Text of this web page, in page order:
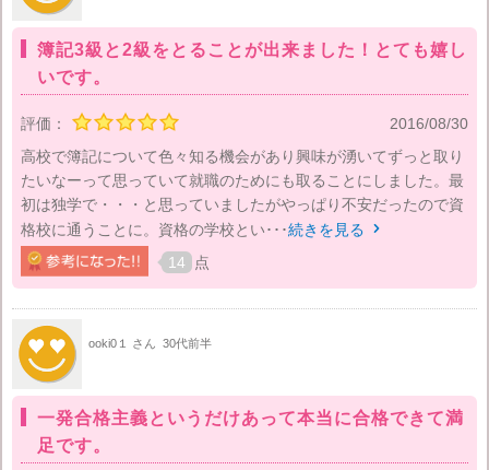
簿記3級と2級をとることが出来ました！とても嬉し
いです。
評価：
2016/08/30
高校で簿記について色々知る機会があり興味が湧いてずっと取り
たいなーって思っていて就職のためにも取ることにしました。最
初は独学で・・・と思っていましたがやっぱり不安だったので資
格校に通うことに。資格の学校とい･･･続きを見る 
14 点
ooki0１ さん 30代前半
一発合格主義というだけあって本当に合格できて満
足です。